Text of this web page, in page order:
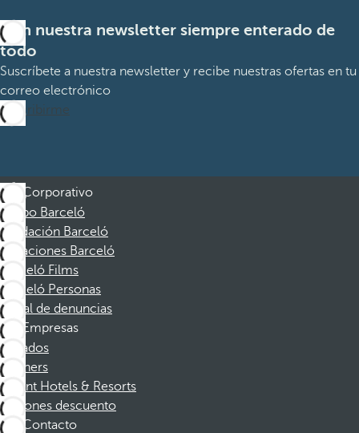
Con nuestra newsletter siempre enterado de
todo
Suscríbete a nuestra newsletter y recibe nuestras ofertas en tu
correo electrónico
Suscribirme
Corporativo
Grupo Barceló
Fundación Barceló
Vacaciones Barceló
Barceló Films
Barceló Personas
Canal de denuncias
Empresas
Afiliados
Partners
Dorint Hotels & Resorts
Cupones descuento
Contacto